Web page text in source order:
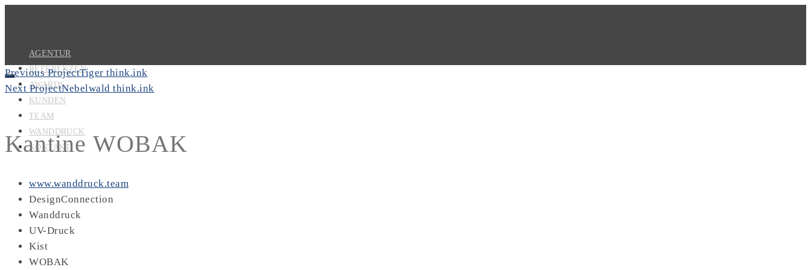
AGENTUR
REFERENZEN
AWARDS
KUNDEN
TEAM
WANDDRUCK
KONTAKT
Previous ProjectTiger think.ink
Next ProjectNebelwald think.ink
Kantine WOBAK
www.wanddruck.team
DesignConnection
Wanddruck
UV-Druck
Kist
WOBAK